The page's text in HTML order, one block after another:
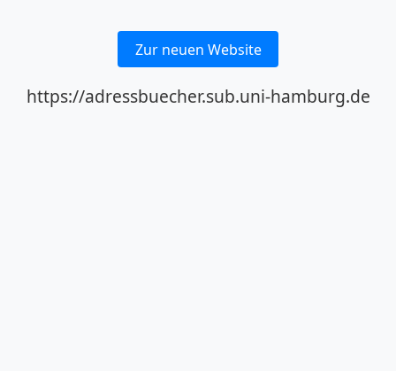
Zur neuen Website
https://adressbuecher.sub.uni-hamburg.de